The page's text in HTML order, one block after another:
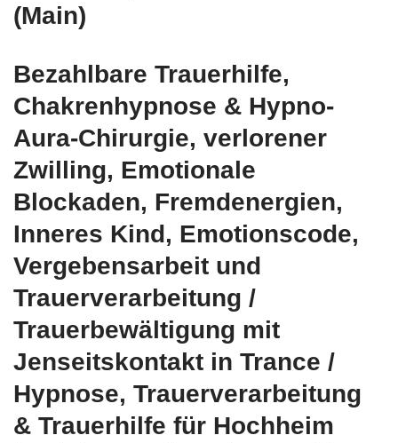
(Main)
Bezahlbare Trauerhilfe,
Chakrenhypnose & Hypno-
Aura-Chirurgie, verlorener
Zwilling, Emotionale
Blockaden, Fremdenergien,
Inneres Kind, Emotionscode,
Vergebensarbeit und
Trauerverarbeitung /
Trauerbewältigung mit
Jenseitskontakt in Trance /
Hypnose, Trauerverarbeitung
& Trauerhilfe für Hochheim